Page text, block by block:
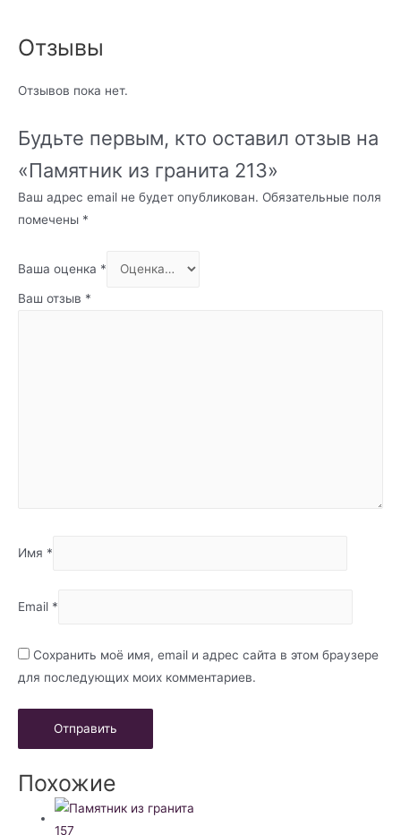
Отзывы
Отзывов пока нет.
Будьте первым, кто оставил отзыв на
«Памятник из гранита 213»
Ваш адрес email не будет опубликован. Обязательные поля
помечены *
Ваша оценка *
Ваш отзыв *
Имя *
Email *
Сохранить моё имя, email и адрес сайта в этом браузере
для последующих моих комментариев.
Похожие